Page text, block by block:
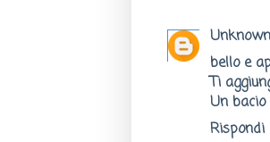
Unknown
bello e
Ti
Un
Rispondi